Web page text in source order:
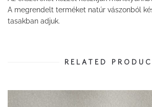
A megrendelt terméket natúr vászonból
tasakban adjuk.
RELATED